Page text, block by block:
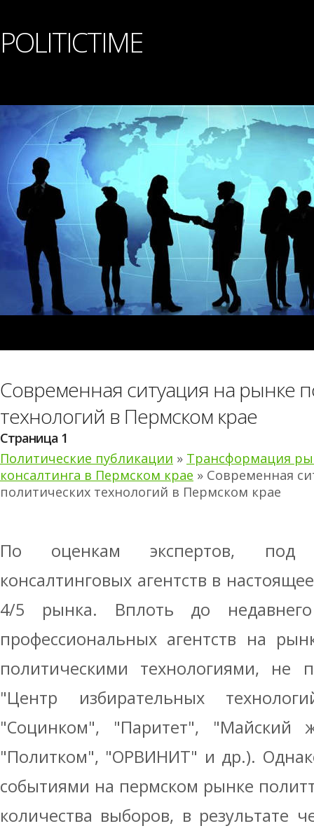
POLITICTIME
Современная ситуация на рынке
технологий в Пермском крае
Страница 1
Политические публикации » Трансформация
консалтинга в Пермском крае » Современная
политических технологий в Пермском крае
По оценкам экспертов, под
консалтинговых агентств в
4/5 рынка. Вплоть до
профессиональных агентств на
политическими технологиями, не
"Центр избирательных
"Социнком", "Паритет", "Майский
"Политком", "ОРВИНИТ" и др.).
событиями на пермском рынке
количества выборов, в результате